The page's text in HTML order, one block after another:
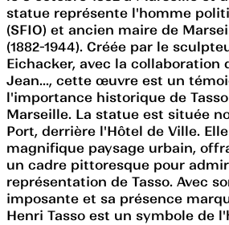
statue représente l'homme
(SFIO) et ancien maire de
(1882-1944). Créée par le
Eichacker, avec la collaboration
Jean..., cette œuvre est un
l'importance historique de
Marseille. La statue est située
Port, derrière l'Hôtel de Ville.
magnifique paysage urbain,
un cadre pittoresque pour
représentation de Tasso. Avec
imposante et sa présence
Henri Tasso est un symbole de